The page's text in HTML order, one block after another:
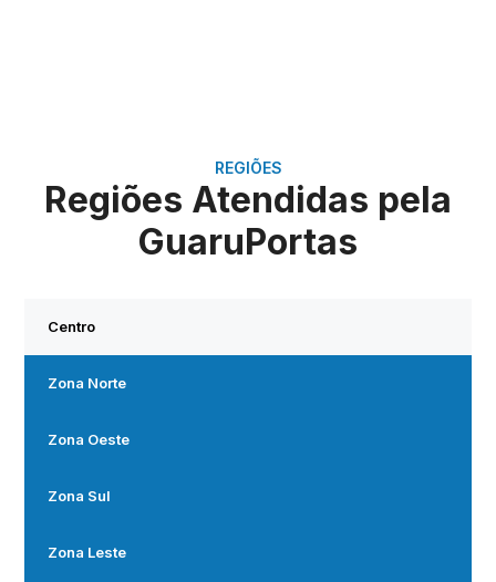
REGIÕES
Regiões Atendidas pela
GuaruPortas
Centro
Zona Norte
Zona Oeste
Zona Sul
Zona Leste